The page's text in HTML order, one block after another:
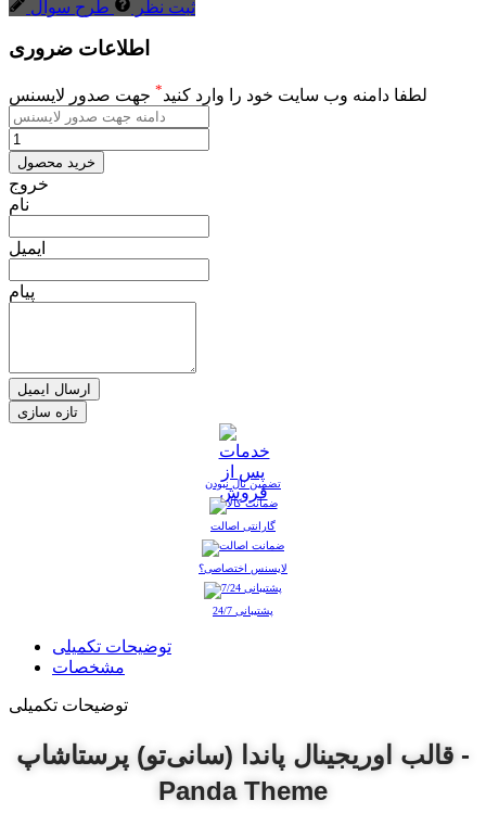
ثبت نظر
طرح سوال
اطلاعات ضروری
لطفا دامنه وب سایت خود را وارد کنید* جهت صدور لایسنس
خرید محصول
خروج
نام
ایمیل
پیام
ارسال ایمیل
تضمین نال نبودن
گارانتی اصالت
لایسنس اختصاصی؟
پشتیبانی 24/7
توضیحات تکمیلی
مشخصات
توضیحات تکمیلی
قالب اوریجینال پاندا (سانی‌تو) پرستاشاپ -
Panda Theme